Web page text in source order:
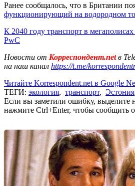
Ранее сообщалось, что в Британии
функционирующий на водородном
К 2040 году транспорт в
PwC
Новости от Корреспондент.netв
на наш канал https://t.me/
Читайте Korrespondent.net в Google
ТЕГИ: экология, транспорт, Эстония
Если вы заметили ошибку, выделите
нажмите Ctrl+Enter, чтобы сообщить